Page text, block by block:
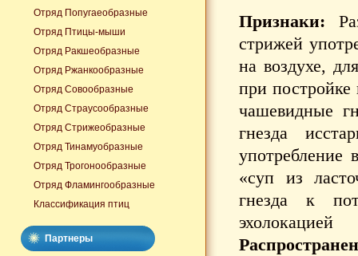
Признаки:
стрижей
на воздухе,
при постройке
чашевидные
гнезда
употребление
«суп из
гнезда к
эхолокацией
Отряд Попугаеобразные
Отряд Птицы-мыши
Отряд Ракшеобразные
Отряд Ржанкообразные
Отряд Совообразные
Отряд Страусообразные
Отряд Стрижеобразные
Отряд Тинамуобразные
Отряд Трогонообразные
Отряд Фламингообразные
Классификация птиц
Партнеры